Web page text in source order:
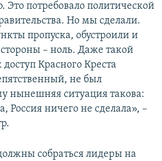
Это потребовало политической
Но мы сделали.
пропуска, обустроили и
– ноль. Даже такой
Красного Креста
не был
нынешняя ситуация такова:
Россия ничего не сделала», –
собраться лидеры на